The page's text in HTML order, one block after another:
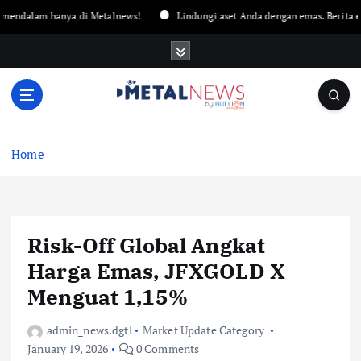
hanya di Metalnews! Lindungi aset Anda dengan emas. Berita emas
Home
Risk-Off Global Angkat
Harga Emas, JFXGOLD X
Menguat 1,15%
admin_news.dgtl
Market Update Category
January 19, 2026
0 Comments